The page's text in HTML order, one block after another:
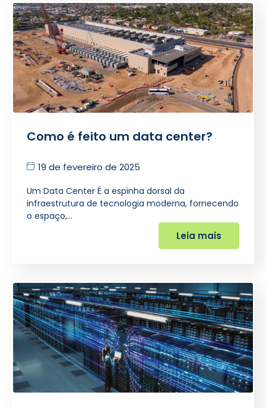
Como é feito um data center?
19 de fevereiro de 2025
Um Data Center É a espinha dorsal da
infraestrutura de tecnologia moderna, fornecendo
o espaço,…
Leia mais